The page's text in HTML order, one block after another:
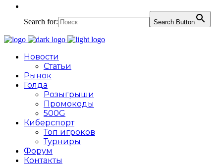
Search for: Search Button
Новости
Статьи
Рынок
Голда
Розыгрыши
Промокоды
500G
Киберспорт
Топ игроков
Турниры
Форум
Контакты